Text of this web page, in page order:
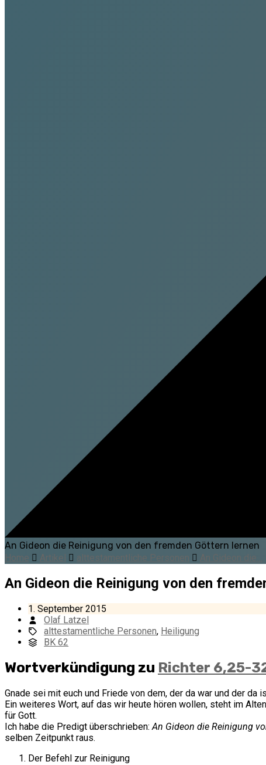
An Gideon die Reinigung von den fremden Göttern lernen
Home
Artikel alttestamentliche Personen An Gideon die…
An Gideon die Reinigung von den
1. September 2015
Olaf Latzel
alttestamentliche Personen, Heiligung
BK 62
Wortverkündigung zu Richter 6,25-
Gnade sei mit euch und Friede von dem, der da war und der
Ein weiteres Wort, auf das wir heute hören wollen, steht im
für Gott.
Ich habe die Predigt überschrieben:An Gideon die Reinigung
selben Zeitpunkt raus.
Der Befehl zur Reinigung